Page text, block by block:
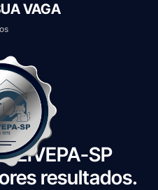
VAGA
SP
resultados.